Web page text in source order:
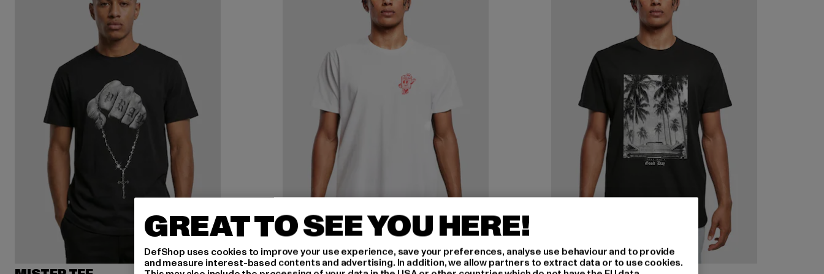
GREAT TO SEE YOU HERE!
DefShop uses cookies to improve your use experience, save your preferences, analyse use behaviour and to provide
and measure interest-based contents and advertising. In addition, we allow partners to extract data or to use cookies.